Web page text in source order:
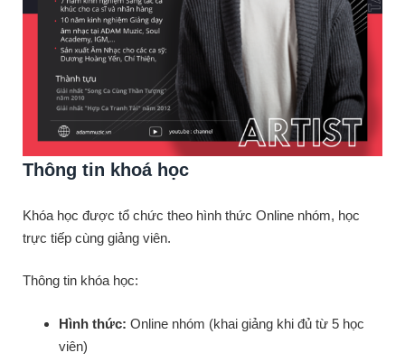
Thông tin khoá học
Khóa học được tổ chức theo hình thức Online nhóm, học
trực tiếp cùng giảng viên.
Thông tin khóa học:
Hình thức: Online nhóm (khai giảng khi đủ từ 5 học
viên)